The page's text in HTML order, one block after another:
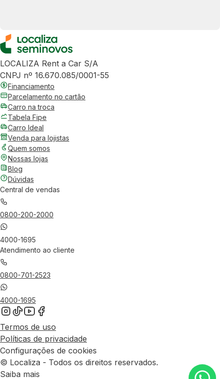
LOCALIZA Rent a Car S/A
CNPJ nº 16.670.085/0001-55
Financiamento
Parcelamento no cartão
Carro na troca
Tabela Fipe
Carro Ideal
Venda para lojistas
Quem somos
Nossas lojas
Blog
Dúvidas
Central de vendas
0800-200-2000
4000-1695
Atendimento ao cliente
0800-701-2523
4000-1695
Termos de uso
Políticas de privacidade
Configurações de cookies
© Localiza - Todos os direitos reservados.
Saiba mais